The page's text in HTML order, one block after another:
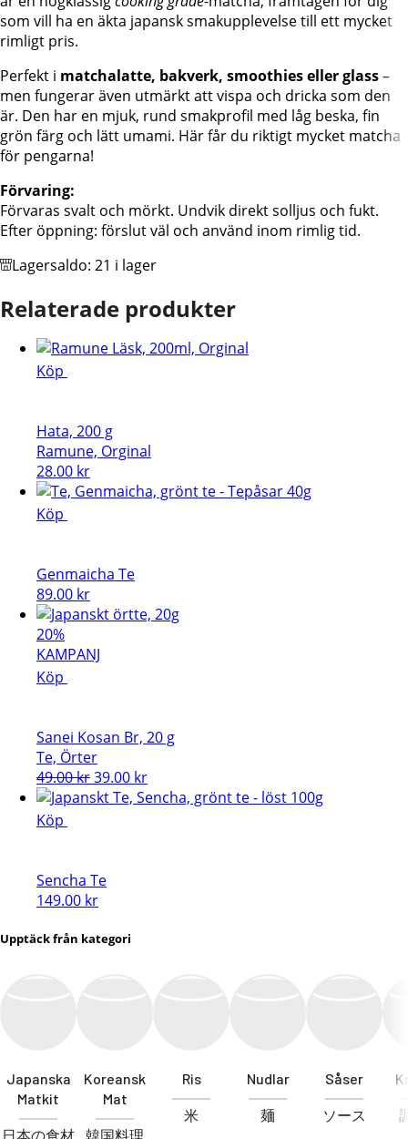
som vill ha en äkta japansk smakupplevelse till ett mycket
rimligt pris.
Perfekt i matchalatte, bakverk, smoothies eller glass–
men fungerar även utmärkt att vispa och dricka som den
är. Den har en mjuk, rund smakprofil med låg beska, fin
grön färg och lätt umami. Här får du riktigt mycket matcha
för pengarna!
Förvaring:
Förvaras svalt och mörkt. Undvik direkt solljus och fukt.
Efter öppning: förslut väl och använd inom rimlig tid.
Lagersaldo: 21 i lager
Relaterade produkter
Köp
Hata, 200 g
Ramune, Orginal
28.00 kr
Köp
Genmaicha Te
89.00 kr
20%
KAMPANJ
Köp
Sanei Kosan Br, 20 g
Te, Örter
49.00krDet
ursprungliga
39.00 krDet
nuvarande
Köp
Sencha Te
149.00 kr
Upptäck från kategori
Japanska
Matkit
Koreansk
Mat
Ris
米
Nudlar
麺
Såser
ソース